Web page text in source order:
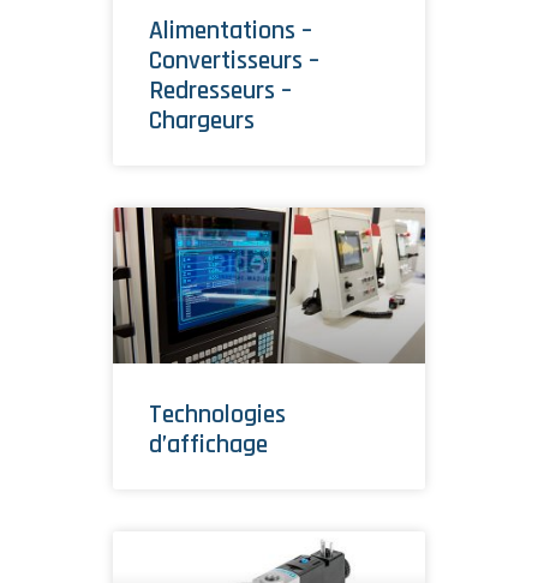
Alimentations –
Convertisseurs –
Redresseurs –
Chargeurs
Technologies
d’affichage